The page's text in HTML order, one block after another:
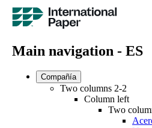
Main navigation - ES
Compañía
Two columns 2-2
Column left
Two